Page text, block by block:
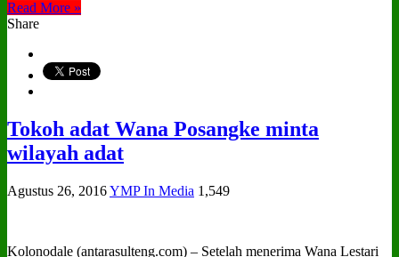
Read More »
Share
Tokoh adat Wana Posangke minta
wilayah adat
Agustus 26, 2016YMP In Media 1,549
Kolonodale (antarasulteng.com) – Setelah menerima Wana Lestari